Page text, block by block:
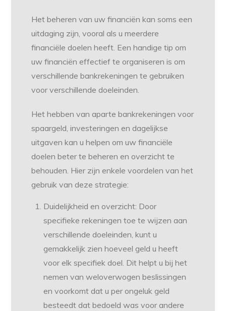
Het beheren van uw financiën kan soms een
uitdaging zijn, vooral als u meerdere
financiële doelen heeft. Een handige tip om
uw financiën effectief te organiseren is om
verschillende bankrekeningen te gebruiken
voor verschillende doeleinden.
Het hebben van aparte bankrekeningen voor
spaargeld, investeringen en dagelijkse
uitgaven kan u helpen om uw financiële
doelen beter te beheren en overzicht te
behouden. Hier zijn enkele voordelen van het
gebruik van deze strategie:
Duidelijkheid en overzicht: Door
specifieke rekeningen toe te wijzen aan
verschillende doeleinden, kunt u
gemakkelijk zien hoeveel geld u heeft
voor elk specifiek doel. Dit helpt u bij het
nemen van weloverwogen beslissingen
en voorkomt dat u per ongeluk geld
besteedt dat bedoeld was voor andere